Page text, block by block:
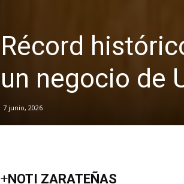
Récord
un negocio de
7 junio, 2026
+NOTI ZARATEÑAS